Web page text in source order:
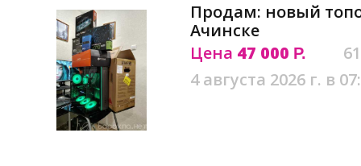
Продам: новый
Ачинске
Цена 47 000 Р.
4 августа 2026 г. в